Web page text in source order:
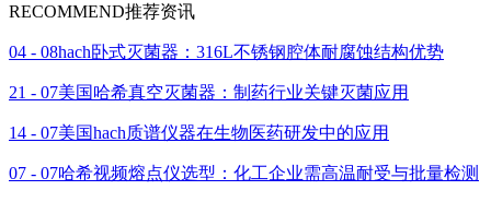
RECOMMEND推荐资讯
04 - 08hach卧式灭菌器：316L不锈钢腔体耐腐蚀结构优势
21 - 07美国哈希真空灭菌器：制药行业关键灭菌应用
14 - 07美国hach质谱仪器在生物医药研发中的应用
07 - 07哈希视频熔点仪选型：化工企业需高温耐受与批量检测